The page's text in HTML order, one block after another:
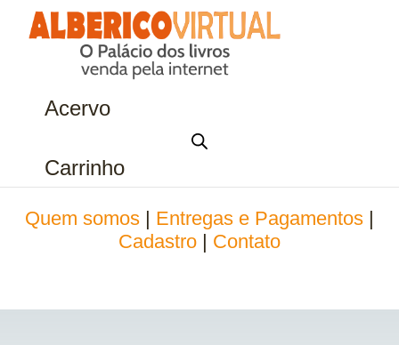
Acervo
Carrinho
Quem somos Entregas e Pagamentos
Cadastro
Contato